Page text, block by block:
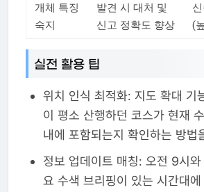
개체 특징
숙지
발견 시 대처 및
신고 정확도 향상
(
실전 활용 팁
위치 인식 최적화: 지도 확대 기
이 평소 산행하던 코스가 현재
내에 포함되는지 확인하는 방법
정보 업데이트 매칭: 오전 9시
요 수색 브리핑이 있는 시간대에